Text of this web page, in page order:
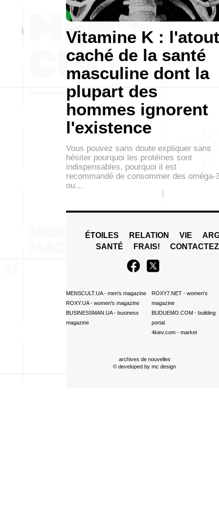
Vitamine K : l'atout
caché de la santé
masculine dont la
plupart des
hommes ignorent
l'existence
Vous pouvez sans doute expliquer sans
hésiter pourquoi les protéines sont
indispensables, pourquoi il est
recommandé de consommer des oméga-
ou…
ÉTOILES RELATION VIE
SANTÉ
FRAIS!
MENSCULT.UA- men's magazine
ROXY.UA- women's magazine
BUSINESSMAN.UA- business
magazine
ROXY7.NET- women's
magazine
BUDUEMO.COM- building
portal
4kiev.com- market
archives de nouvelles
© developed by mc design